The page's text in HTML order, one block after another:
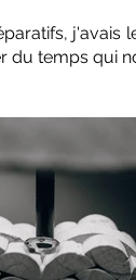
temps qui